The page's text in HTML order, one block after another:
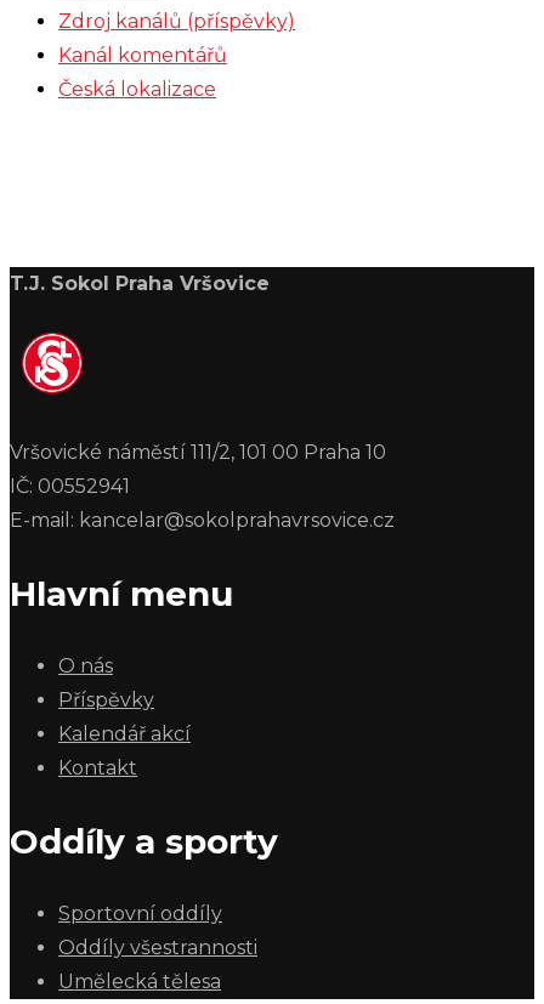
Zdroj kanálů (příspěvky)
Kanál komentářů
Česká lokalizace
T.J. Sokol Praha Vršovice
Vršovické náměstí 111/2, 101 00 Praha 10
IČ: 00552941
E-mail: kancelar@sokolprahavrsovice.cz
Hlavní menu
O nás
Příspěvky
Kalendář akcí
Kontakt
Oddíly a sporty
Sportovní oddíly
Oddíly všestrannosti
Umělecká tělesa